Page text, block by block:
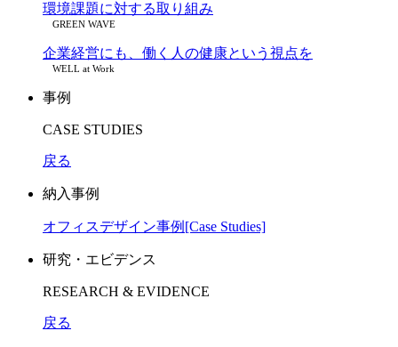
環境課題に対する取り組み
GREEN WAVE
企業経営にも、働く人の健康という視点を
WELL at Work
事例
CASE STUDIES
戻る
納入事例
オフィスデザイン事例[Case Studies]
研究・エビデンス
RESEARCH & EVIDENCE
戻る